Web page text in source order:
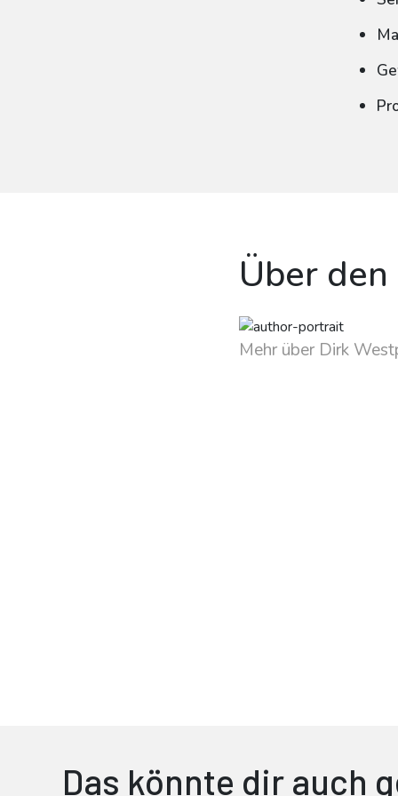
Über
Mehr über Dirk
Das könnte dir auch